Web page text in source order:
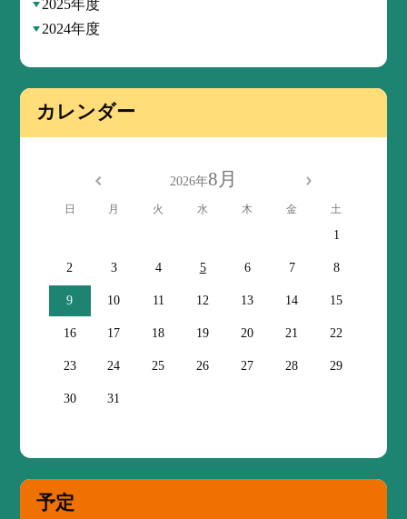
2025年度
2024年度
カレンダー
2026年8月
日 月 火 水 木 金 土
1
2 3 4 5 6 7 8
9 10 11 12 13 14 15
16 17 18 19 20 21 22
23 24 25 26 27 28 29
30 31
予定